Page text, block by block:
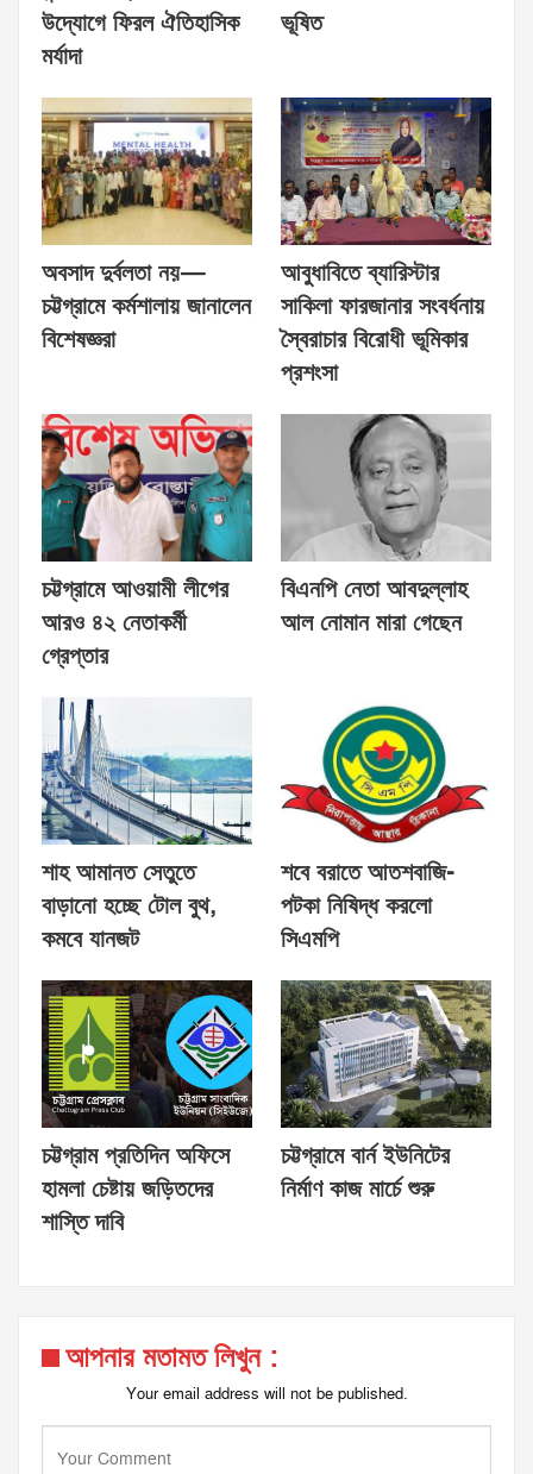
উদ্যোগে ফিরল ঐতিহাসিক
মর্যাদা
ভূষিত
অবসাদ দুর্বলতা নয়—
চট্টগ্রামে কর্মশালায় জানালেন
বিশেষজ্ঞরা
আবুধাবিতে ব্যারিস্টার
সাকিলা ফারজানার সংবর্ধনায়
স্বৈরাচার বিরোধী ভূমিকার
প্রশংসা
চট্টগ্রামে আওয়ামী লীগের
আরও ৪২ নেতাকর্মী
গ্রেপ্তার
বিএনপি নেতা আবদুল্লাহ
আল নোমান মারা গেছেন
শাহ আমানত সেতুতে
বাড়ানো হচ্ছে টোল বুথ,
কমবে যানজট
শবে বরাতে আতশবাজি-
পটকা নিষিদ্ধ করলো
সিএমপি
চট্টগ্রাম প্রতিদিন অফিসে
হামলা চেষ্টায় জড়িতদের
শাস্তি দাবি
চট্টগ্রামে বার্ন ইউনিটের
নির্মাণ কাজ মার্চে শুরু
আপনার মতামত লিখুন :
Your email address will not be published.